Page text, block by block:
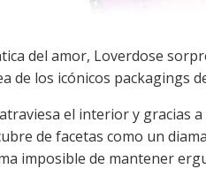
del amor, Loverdose
de los icónicos packagings
el interior y gracias
de facetas como un
imposible de mantener